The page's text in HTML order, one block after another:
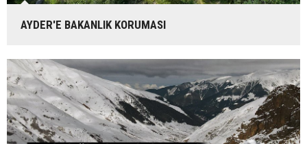
AYDER'E BAKANLIK KORUMASI